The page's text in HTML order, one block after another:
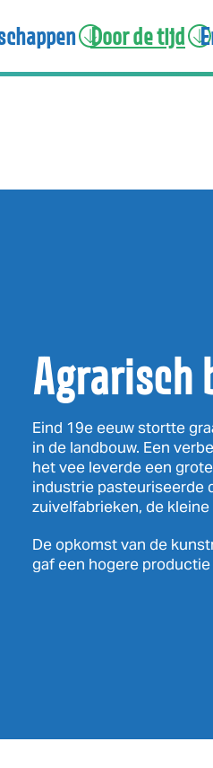
Door de tijd
Agrarisch
Eind 19e eeuw stortte
in de landbouw. Een
het vee leverde een
industrie pasteuriseerde
zuivelfabrieken, de
De opkomst van de
gaf een hogere productie